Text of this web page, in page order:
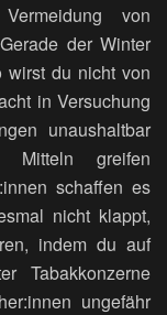
von
der Winter
wirst du nicht von
in Versuchung
unaushaltbar
greifen
schaffen es
nicht klappt,
indem du auf
Tabakkonzerne
ungefähr